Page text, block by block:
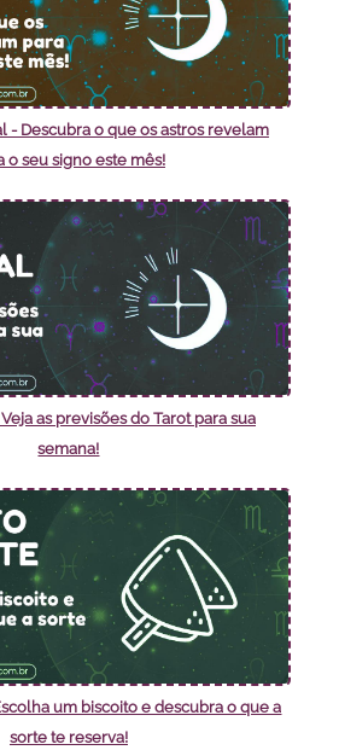
- Descubra o que os astros revelam
o seu signo este mês!
as previsões do Tarot para sua
semana!
um biscoito e descubra o que a
sorte te reserva!